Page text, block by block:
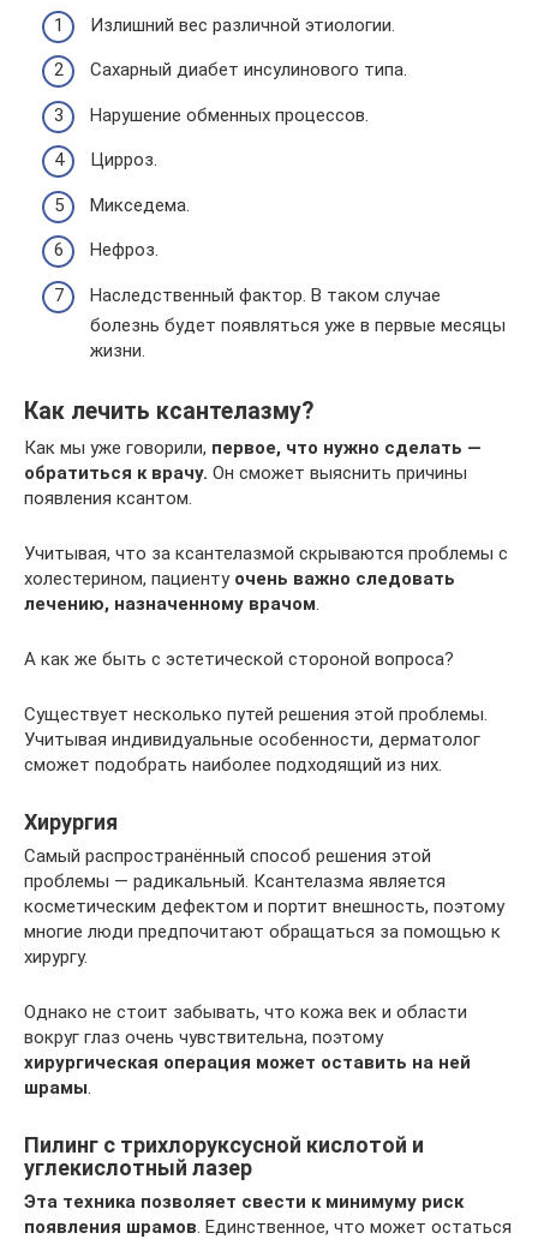
Излишний вес различной этиологии.
Сахарный диабет инсулинового типа.
Нарушение обменных процессов.
Цирроз.
Микседема.
Нефроз.
Наследственный фактор. В таком случае
болезнь будет появляться уже в первые месяцы
жизни.
Как лечить ксантелазму?
Как мы уже говорили, первое, что нужно сделать —
обратиться к врачу. Он сможет выяснить причины
появления ксантом.
Учитывая, что за ксантелазмой скрываются проблемы с
холестерином, пациенту очень важно следовать
лечению, назначенному врачом
А как же быть с эстетической стороной вопроса?
Существует несколько путей решения этой проблемы.
Учитывая индивидуальные особенности, дерматолог
сможет подобрать наиболее подходящий из них.
Хирургия
Самый распространённый способ решения этой
проблемы — радикальный. Ксантелазма является
косметическим дефектом и портит внешность, поэтому
многие люди предпочитают обращаться за помощью к
хирургу.
Однако не стоит забывать, что кожа век и области
вокруг глаз очень чувствительна, поэтому
хирургическая операция может оставить на ней
шрамы
Пилинг с трихлоруксусной кислотой и
углекислотный лазер
Эта техника позволяет свести к минимуму риск
появления шрамов . Единственное, что может остаться